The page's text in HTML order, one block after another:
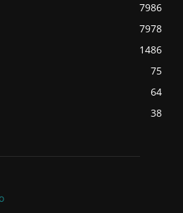
7986
7978
1486
75
64
38